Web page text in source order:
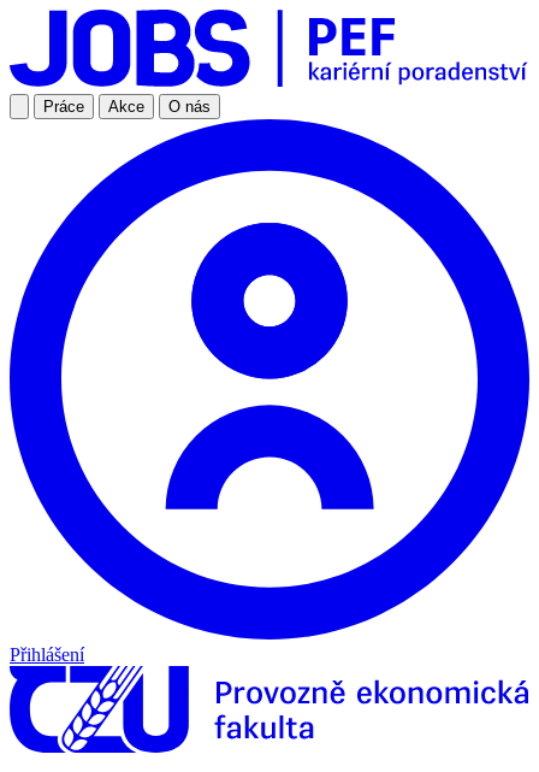
Práce Akce O nás
Přihlášení